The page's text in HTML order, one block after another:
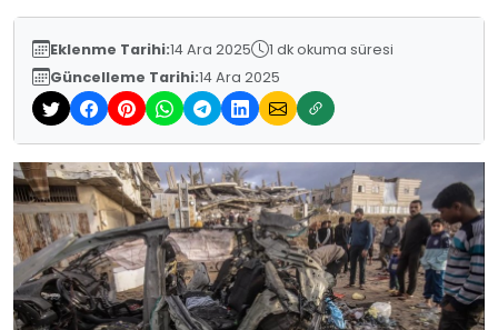
Eklenme Tarihi:14 Ara 2025
1 dk okuma süresi
Güncelleme Tarihi:14 Ara 2025